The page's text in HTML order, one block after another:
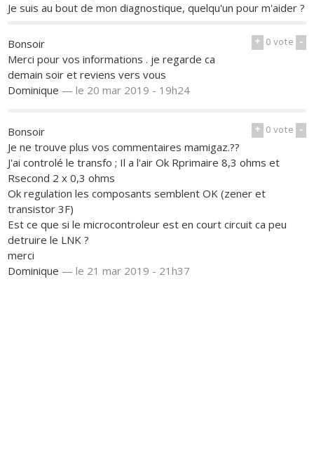
Je suis au bout de mon diagnostique, quelqu'un pour m'aider ?
+ 0vote -
Bonsoir
Merci pour vos informations . je regarde ca
demain soir et reviens vers vous
Dominique —le 20 mar 2019 - 19h24
+ 0vote -
Bonsoir
Je ne trouve plus vos commentaires mamigaz.??
J'ai controlé le transfo ; Il a l'air Ok Rprimaire 8,3 ohms et
Rsecond 2 x 0,3 ohms
Ok regulation les composants semblent OK (zener et
transistor 3F)
Est ce que si le microcontroleur est en court circuit ca peu
detruire le LNK ?
merci
Dominique —le 21 mar 2019 - 21h37